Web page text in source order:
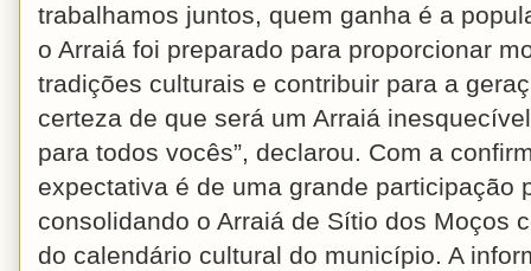
trabalhamos juntos, quem ganha é a
o Arraiá foi preparado para proporcionar
tradições culturais e contribuir para a
certeza de que será um Arraiá
para todos vocês”, declarou. Com a
expectativa é de uma grande participação
consolidando o Arraiá de Sítio dos Moços
do calendário cultural do município. A